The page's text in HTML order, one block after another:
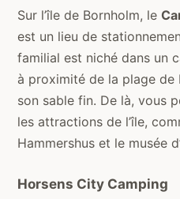
Sur l’île de Bornholm, le
est un lieu de
familial est niché dans un
à proximité de la plage de
son sable fin. De là, vous
les attractions de l’île,
Hammershus et le musée
Horsens City Camping